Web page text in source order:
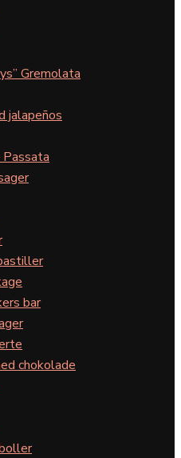
Gremolata
jalapeños
bar
chokolade